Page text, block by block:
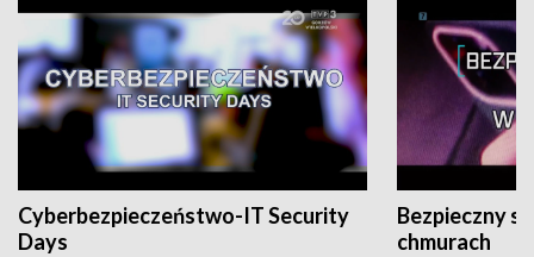
Cyberbezpieczeństwo-IT Security
Days
Bezpieczny
chmurach